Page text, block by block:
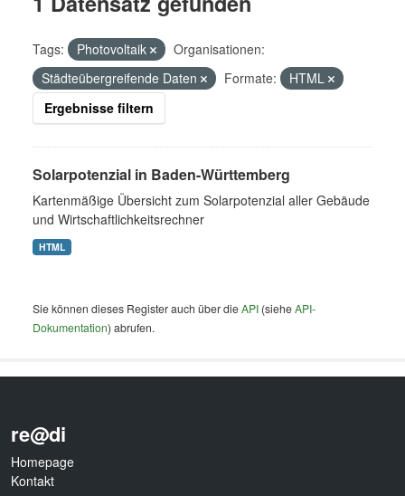
Tags: Photovoltaik
Organisationen:
Städteübergreifende Daten
Formate:
HTML
Ergebnisse filtern
Solarpotenzial in Baden-Württemberg
Kartenmäßige Übersicht zum Solarpotenzial aller Gebäude
und Wirtschaftlichkeitsrechner
HTML
Sie können dieses Register auch über dieAPI (sieheAPI-
Dokumentation) abrufen.
re@di
Homepage
Kontakt